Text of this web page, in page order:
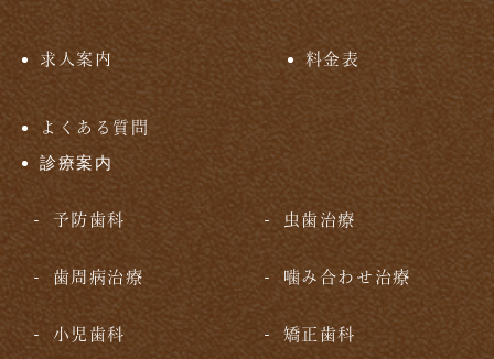
求人案内 料金表
よくある質問
診療案内
予防歯科 虫歯治療
歯周病治療 噛み合わせ治療
小児歯科 矯正歯科